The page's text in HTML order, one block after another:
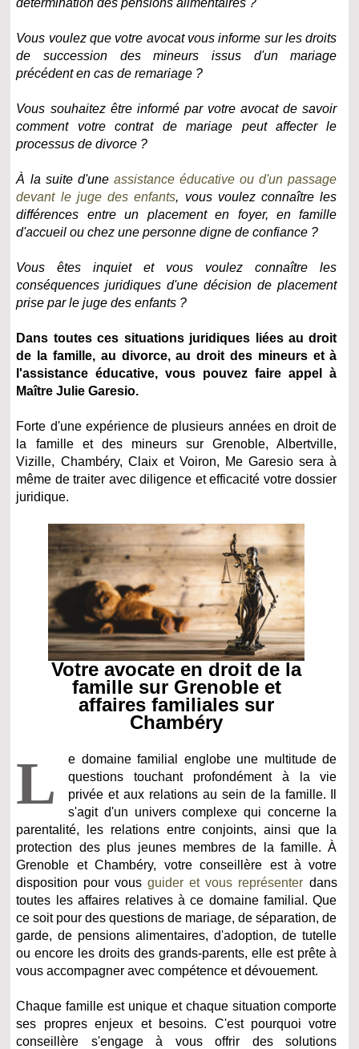
Vous voulez que votre avocat vous informe sur les droits
de succession des mineurs issus d'un mariage
précédent en cas de remariage ?
Vous souhaitez être informé par votre avocat de savoir
comment votre contrat de mariage peut affecter le
processus de divorce ?
À la suite d'une assistance éducative ou d'un passage
devant le juge des enfants, vous voulez connaître les
différences entre un placement en foyer, en famille
d'accueil ou chez une personne digne de confiance ?
Vous êtes inquiet et vous voulez connaître les
conséquences juridiques d'une décision de placement
prise par le juge des enfants ?
Dans toutes ces situations juridiques liées au droit
de la famille, au divorce, au droit des mineurs et à
l'assistance éducative, vous pouvez faire appel à
Maître Julie Garesio.
Forte d'une expérience de plusieurs années en droit de
la famille et des mineurs sur Grenoble, Albertville,
Vizille, Chambéry, Claix et Voiron, Me Garesio sera à
même de traiter avec diligence et efficacité votre dossier
juridique.
Votre avocate en droit de la
famille sur Grenoble et
affaires familiales sur
Chambéry
L
e domaine familial englobe une multitude de
questions touchant profondément à la vie
privée et aux relations au sein de la famille. Il
s'agit d'un univers complexe qui concerne la
parentalité, les relations entre conjoints, ainsi que la
protection des plus jeunes membres de la famille. À
Grenoble et Chambéry, votre conseillère est à votre
disposition pour vousguider et vous représenter dans
toutes les affaires relatives à ce domaine familial. Que
ce soit pour des questions de mariage, de séparation, de
garde, de pensions alimentaires, d'adoption, de tutelle
ou encore les droits des grands-parents, elle est prête à
vous accompagner avec compétence et dévouement.
Chaque famille est unique et chaque situation comporte
ses propres enjeux et besoins. C'est pourquoi votre
conseillère s'engage à vous offrir des solutions